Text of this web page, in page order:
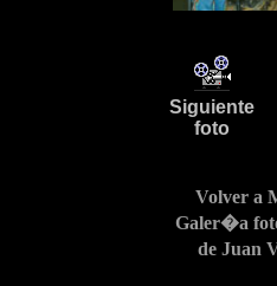
Siguiente
foto
Volver a
Galer�a
de Juan